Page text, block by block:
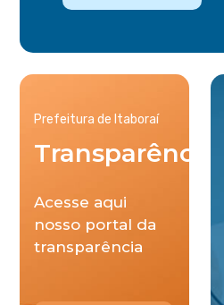
Prefeitura de Itaboraí
Transparência
Acesse aqui
nosso portal da
transparência